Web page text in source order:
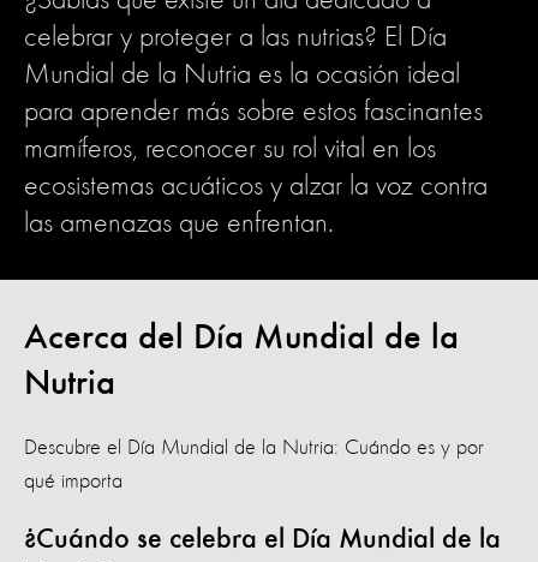
celebrar y proteger a las nutrias? El Día
Mundial de la Nutria es la ocasión ideal
para aprender más sobre estos fascinantes
mamíferos, reconocer su rol vital en los
ecosistemas acuáticos y alzar la voz contra
las amenazas que enfrentan.
Acerca del Día Mundial de la
Nutria
Descubre el Día Mundial de la Nutria: Cuándo es y por
qué importa
¿Cuándo se celebra el Día Mundial de la